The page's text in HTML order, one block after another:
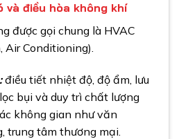
và điều hòa không khí
được gọi chung là HVAC
Conditioning).
điều tiết nhiệt độ, độ ẩm, lưu
bụi và duy trì chất lượng
không gian như văn
trung tâm thương mại.